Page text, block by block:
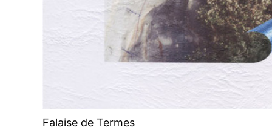
Falaise de Termes